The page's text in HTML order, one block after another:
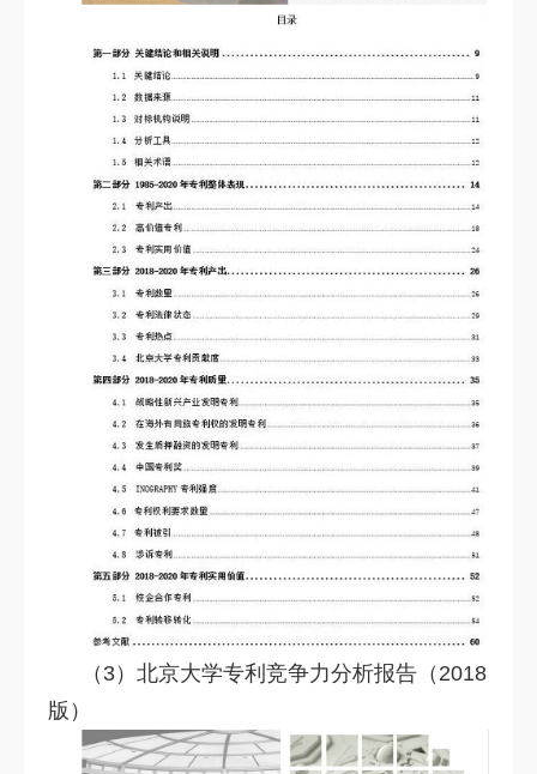
（3）北京大学专利竞争力分析报告（2018
版）